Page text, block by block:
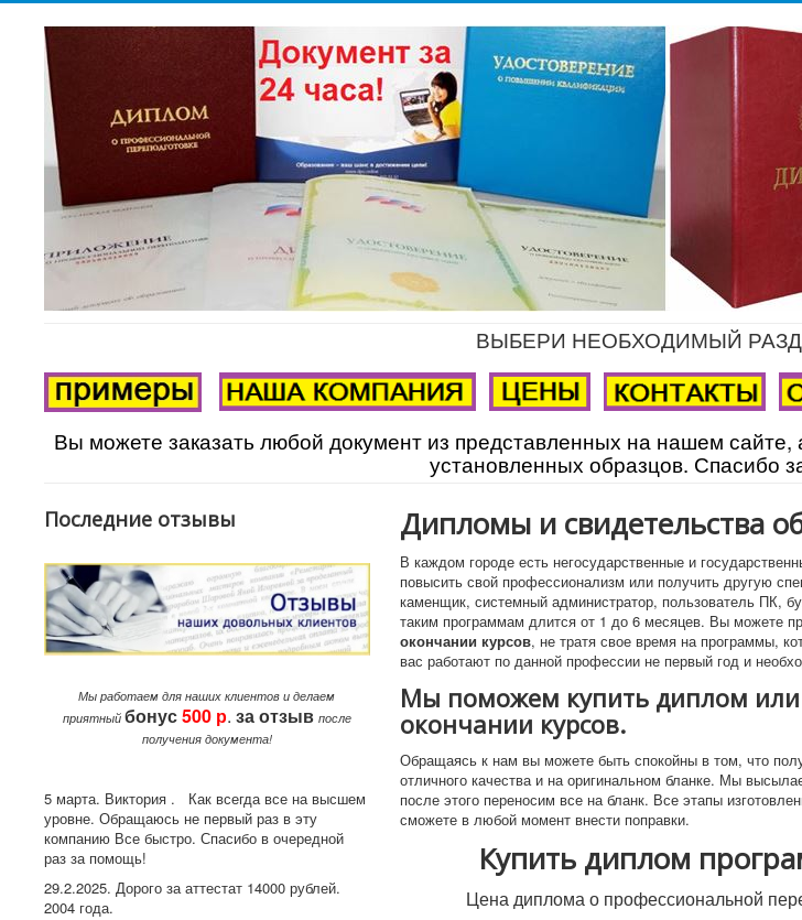
ВЫБЕРИ НЕОБХОДИМЫЙ
Вы можете заказать любой документ из представленных на нашем
установленных образцов. Спасибо
Последние отзывы
Мы работаем для наших клиентов и делаем
приятный бонус500 р. заотзыв после
получения документа!
5 марта. Виктория . Как всегда все на высшем
уровне. Обращаюсь не первый раз в эту
компанию Все быстро. Спасибо в очередной
раз за помощь!
29.2.2025. Дорого за аттестат 14000 рублей.
2004 года.
Дипломы и свидетельства
В каждом городе есть негосударственные и
повысить свой профессионализм или получить другую
каменщик, системный администратор, пользователь ПК,
таким программам длится от 1 до 6 месяцев. Вы можете
окончании курсов, не тратя свое время на программы,
вас работают по данной профессии не первый год и
Мы поможем купить диплом или
окончании курсов.
Обращаясь к нам вы можете быть спокойны в том, что
отличного качества и на оригинальном бланке. Мы
после этого переносим все на бланк. Все этапы
сможете в любой момент внести поправки.
Купить диплом
Цена диплома о профессиональной